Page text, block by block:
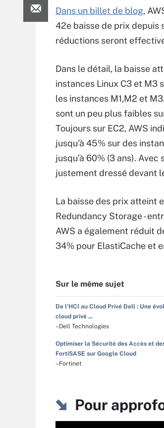
Dans un billet de blog,
42e baisse de prix depuis
réductions seront
Dans le détail, la baisse
instances Linux C3 et M3
les instances M1,M2 et
sont un peu plus faibles
Toujours sur EC2, AWS
jusqu'à 45% sur des
jusqu’à 60% (3 ans).
justement dressé devant
La baisse des prix atteint
Redundancy Storage -
AWS a également réduit
34% pour ElastiCache et
Sur le même sujet
De l'HCI au Cloud Privé Dell : Une
cloud privé ...
–Dell Technologies
Optimiser la Sécurité des Accès et
FortiSASE sur Google Cloud
–Fortinet
Pour